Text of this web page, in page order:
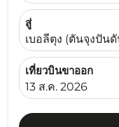
สู่
เบอลีตุง (ตันจุงปัน
เที่ยวบินขาออก
fc-booking-
13 ส.ค. 2026